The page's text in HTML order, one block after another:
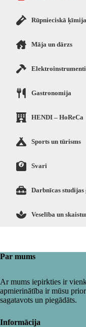
Rūpnieciskā ķīmija
Māja un dārzs
Elektroinstrumenti
Gastronomija
HENDI – HoReCa
Sports un tūrisms
Svari
Darbnīcas studijas
Veselība un
Par mums
Ar mums iepirkties ir
apmierinātība ir mūsu
sagatavots un piegādāts.
Informācija